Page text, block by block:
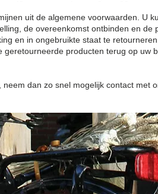
uit de algemene voorwaarden. U
de overeenkomst ontbinden en de
en in ongebruikte staat te
producten terug op uw
dan zo snel mogelijk contact met